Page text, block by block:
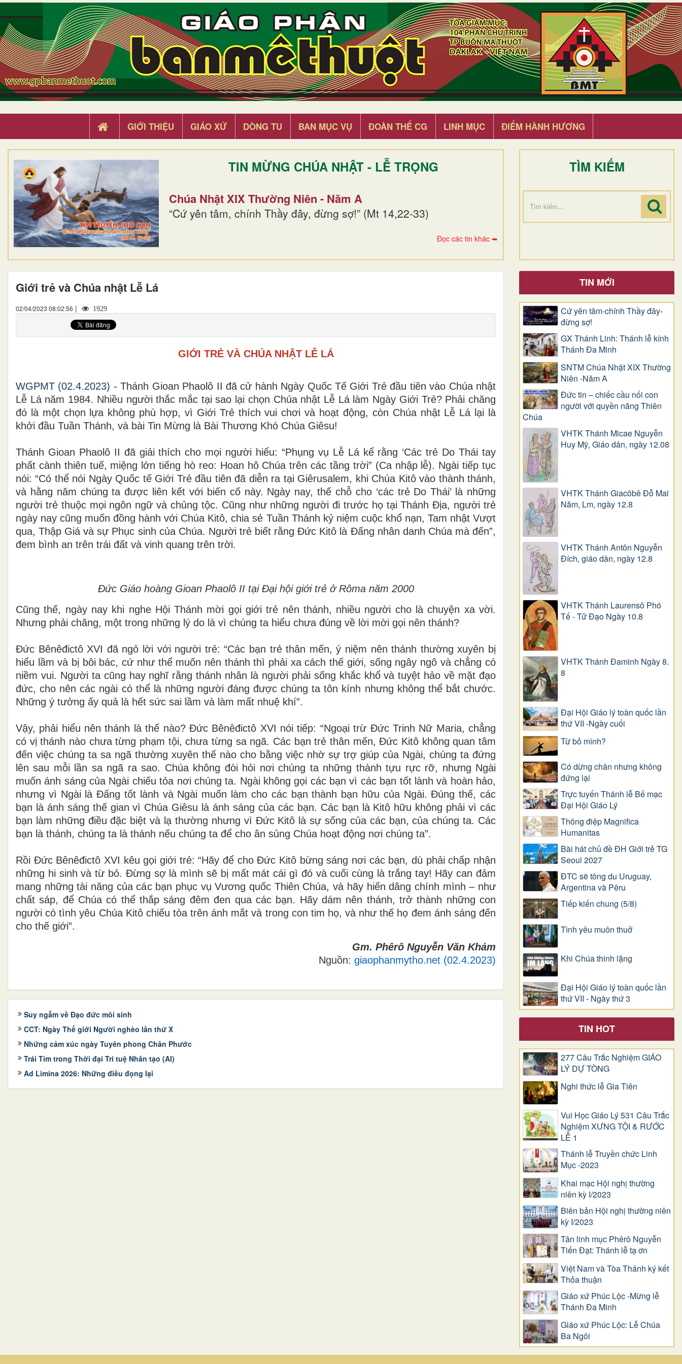
GIỚI THIỆU GIÁO XỨ DÒNG TU BAN MỤC VỤ ĐOÀN THỂ CG LINH MỤC ĐIỂM HÀNH HƯƠNG
TIN MỪNG CHÚA NHẬT - LỄ TRỌNG
Chúa Nhật XIX Thường Niên - Năm A
“Cứ yên tâm, chính Thầy đây, đừng sợ!” (Mt 14,22-33)
Đọc các tin khác ➥
TÌM KIẾM
Giới trẻ và Chúa nhật Lễ Lá
02/04/2023 08:02:56 | 1929
GIỚI TRẺ VÀ CHÚA NHẬT LỄ LÁ
WGPMT (02.4.2023) - Thánh Gioan Phaolô II đã cử hành Ngày Quốc Tế Giới Trẻ đầu tiên vào Chúa nhật
Lễ Lá năm 1984. Nhiều người thắc mắc tại sao lại chọn Chúa nhật Lễ Lá làm Ngày Giới Trẻ? Phải chăng
đó là một chọn lựa không phù hợp, vì Giới Trẻ thích vui chơi và hoạt động, còn Chúa nhật Lễ Lá lại là
khởi đầu Tuần Thánh, và bài Tin Mừng là Bài Thương Khó Chúa Giêsu!
Thánh Gioan Phaolô II đã giải thích cho mọi người hiểu: “Phụng vụ Lễ Lá kể rằng ‘Các trẻ Do Thái tay
phất cành thiên tuế, miệng lớn tiếng hò reo: Hoan hô Chúa trên các tầng trời” (Ca nhập lễ). Ngài tiếp tục
nói: “Có thể nói Ngày Quốc tế Giới Trẻ đầu tiên đã diễn ra tại Giêrusalem, khi Chúa Kitô vào thành thánh,
và hằng năm chúng ta được liên kết với biến cố này. Ngày nay, thế chỗ cho ‘các trẻ Do Thái’ là những
người trẻ thuộc mọi ngôn ngữ và chủng tộc. Cũng như những người đi trước họ tại Thánh Địa, người trẻ
ngày nay cũng muốn đồng hành với Chúa Kitô, chia sẻ Tuần Thánh kỷ niệm cuộc khổ nạn, Tam nhật Vượt
qua, Thập Giá và sự Phục sinh của Chúa. Người trẻ biết rằng Đức Kitô là Đấng nhân danh Chúa mà đến”,
đem bình an trên trái đất và vinh quang trên trời.
Đức Giáo hoàng Gioan Phaolô II tại Đại hội giới trẻ ở Rôma năm 2000
Cũng thế, ngày nay khi nghe Hội Thánh mời gọi giới trẻ nên thánh, nhiều người cho là chuyện xa vời.
Nhưng phải chăng, một trong những lý do là vì chúng ta hiểu chưa đúng về lời mời gọi nên thánh?
Đức Bênêđictô XVI đã ngỏ lời với người trẻ: “Các bạn trẻ thân mến, ý niệm nên thánh thường xuyên bị
hiểu lầm và bị bôi bác, cứ như thể muốn nên thánh thì phải xa cách thế giới, sống ngây ngô và chẳng có
niềm vui. Người ta cũng hay nghĩ rằng thánh nhân là người phải sống khắc khổ và tuyệt hảo về mặt đạo
đức, cho nên các ngài có thể là những người đáng được chúng ta tôn kính nhưng không thể bắt chước.
Những ý tưởng ấy quả là hết sức sai lầm và làm mất nhuệ khí”.
Vậy, phải hiểu nên thánh là thế nào? Đức Bênêđictô XVI nói tiếp: “Ngoại trừ Đức Trinh Nữ Maria, chẳng
có vị thánh nào chưa từng phạm tội, chưa từng sa ngã. Các bạn trẻ thân mến, Đức Kitô không quan tâm
đến việc chúng ta sa ngã thường xuyên thế nào cho bằng việc nhờ sự trợ giúp của Ngài, chúng ta đứng
lên sau mỗi lần sa ngã ra sao. Chúa không đòi hỏi nơi chúng ta những thành tựu rực rỡ, nhưng Ngài
muốn ánh sáng của Ngài chiếu tỏa nơi chúng ta. Ngài không gọi các bạn vì các bạn tốt lành và hoàn hảo,
nhưng vì Ngài là Đấng tốt lành và Ngài muốn làm cho các bạn thành bạn hữu của Ngài. Đúng thế, các
bạn là ánh sáng thế gian vì Chúa Giêsu là ánh sáng của các bạn. Các bạn là Kitô hữu không phải vì các
bạn làm những điều đặc biệt và lạ thường nhưng vì Đức Kitô là sự sống của các bạn, của chúng ta. Các
bạn là thánh, chúng ta là thánh nếu chúng ta để cho ân sủng Chúa hoạt động nơi chúng ta”.
Rồi Đức Bênêđictô XVI kêu gọi giới trẻ: “Hãy để cho Đức Kitô bừng sáng nơi các bạn, dù phải chấp nhận
những hi sinh và từ bỏ. Đừng sợ là mình sẽ bị mất mát cái gì đó và cuối cùng là trắng tay! Hãy can đảm
mang những tài năng của các bạn phục vụ Vương quốc Thiên Chúa, và hãy hiến dâng chính mình – như
chất sáp, để Chúa có thể thắp sáng đêm đen qua các bạn. Hãy dám nên thánh, trở thành những con
người có tình yêu Chúa Kitô chiếu tỏa trên ánh mắt và trong con tim họ, và như thế họ đem ánh sáng đến
cho thế giới”.
Gm. Phêrô Nguyễn Văn Khảm
Nguồn: giaophanmytho.net (02.4.2023)
Suy ngẫm về Đạo đức môi sinh
CCT: Ngày Thế giới Người nghèo lần thứ X
Những cảm xúc ngày Tuyên phong Chân Phước
Trái Tim trong Thời đại Trí tuệ Nhân tạo (AI)
Ad Limina 2026: Những điều đọng lại
TIN MỚI
Cứ yên tâm-chính Thầy đây-
đừng sợ!
GX Thánh Linh: Thánh lễ kính
Thánh Đa Minh
SNTM Chúa Nhật XIX Thường
Niên -Năm A
Đức tin – chiếc cầu nối con
người với quyền năng Thiên
Chúa
VHTK Thánh Micae Nguyễn
Huy Mỹ, Giáo dân, ngày 12.08
VHTK Thánh Giacôbê Ðỗ Mai
Năm, Lm, ngày 12.8
VHTK Thánh Antôn Nguyễn
Ðích, giáo dân, ngày 12.8
VHTK Thánh Laurensô Phó
Tế - Tử Đạo Ngày 10.8
VHTK Thánh Đaminh Ngày 8.
8
Đại Hội Giáo lý toàn quốc lần
thứ VII -Ngày cuối
Từ bỏ mình?
Có dừng chân nhưng không
đứng lại
Trực tuyến Thánh lễ Bế mạc
Đại Hội Giáo Lý
Thông điệp Magnifica
Humanitas
Bài hát chủ đề ĐH Giới trẻ TG
Seoul 2027
ĐTC sẽ tông du Uruguay,
Argentina và Pêru
Tiếp kiến chung (5/8)
Tình yêu muôn thuở
Khi Chúa thinh lặng
Đại Hội Giáo lý toàn quốc lần
thứ VII - Ngày thứ 3
TIN HOT
277 Câu Trắc Nghiệm GIÁO
LÝ DỰ TÒNG
Nghi thức lễ Gia Tiên
Vui Học Giáo Lý 531 Câu Trắc
Nghiệm XƯNG TỘI & RƯỚC
LỄ 1
Thánh lễ Truyền chức Linh
Mục -2023
Khai mạc Hội nghị thường
niên kỳ I/2023
Biên bản Hội nghị thường niên
kỳ I/2023
Tân linh mục Phêrô Nguyễn
Tiến Đạt: Thánh lễ tạ ơn
Việt Nam và Tòa Thánh ký kết
Thỏa thuận
Giáo xứ Phúc Lộc -Mừng lễ
Thánh Đa Minh
Giáo xứ Phúc Lộc: Lễ Chúa
Ba Ngôi